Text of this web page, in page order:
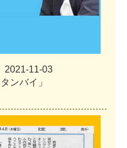
2021-11-03
タ ンバイ 」